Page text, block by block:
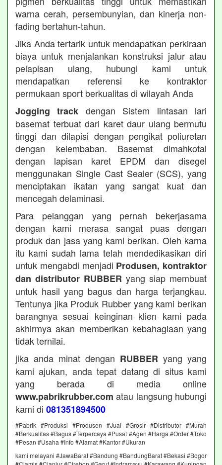
warna cerah, persembunyian, dan kinerja non-
fading bertahun-tahun.
Jika Anda tertarik untuk mendapatkan perkiraan
biaya untuk menjalankan konstruksi jalur atau
pelapisan ulang, hubungi kami untuk
mendapatkan referensi ke kontraktor
permukaan sport berkualitas di wilayah Anda
Jogging track dengan Sistem lintasan lari
basemat terbuat dari karet daur ulang bermutu
tinggi dan dilapisi dengan pengikat poliuretan
dengan kelembaban. Basemat dimahkotai
dengan lapisan karet EPDM dan disegel
menggunakan Single Cast Sealer (SCS), yang
menciptakan ikatan yang sangat kuat dan
mencegah delaminasi.
Para pelanggan yang pernah bekerjasama
dengan kami merasa sangat puas dengan
produk dan jasa yang kami berikan. Oleh karna
itu kami sudah lama telah mendedikasikan diri
untuk mengabdi menjadi Produsen, kontraktor
dan distributor RUBBER yang siap membuat
untuk hasil yang bagus dan harga terjangkau.
Tentunya jika Produk Rubber yang kami berikan
barangnya sesuai keinginan klien kami pada
akhirmya akan memberikan kebahagiaan yang
tidak ternilai.
jika anda minat dengan RUBBER yang yang
kami ajukan, anda tepat datang di situs kami
yang berada di media online
www.pabrikrubber.com atau langsung hubungi
kami di 081351894500
#Pabrik #Produksi #Produsen #Jual #Grosir #Distributor #Murah
#Berkualitas #Bagus #Terpercaya #Pusat #Agen #Harga #Order #Toko
#Pesan #Usaha #Info #Alamat #Kantor #Ukuran
kami melayani #JawaBarat #Bandung #BandungBarat #Bekasi #Bogor